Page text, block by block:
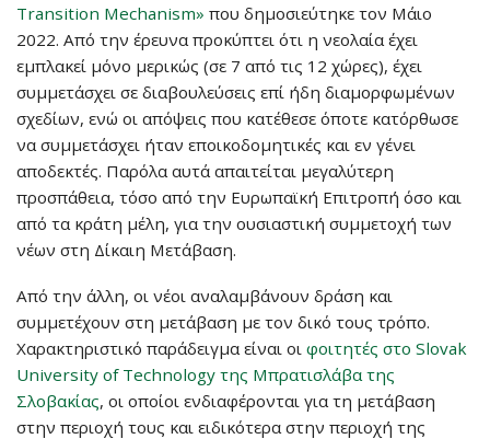
Transition Mechanism» που δημοσιεύτηκε τον Μάιο
2022. Από την έρευνα προκύπτει ότι η νεολαία έχει
εμπλακεί μόνο μερικώς (σε 7 από τις 12 χώρες), έχει
συμμετάσχει σε διαβουλεύσεις επί ήδη διαμορφωμένων
σχεδίων, ενώ οι απόψεις που κατέθεσε όποτε κατόρθωσε
να συμμετάσχει ήταν εποικοδομητικές και εν γένει
αποδεκτές. Παρόλα αυτά απαιτείται μεγαλύτερη
προσπάθεια, τόσο από την Ευρωπαϊκή Επιτροπή όσο και
από τα κράτη μέλη, για την ουσιαστική συμμετοχή των
νέων στη Δίκαιη Μετάβαση.
Από την άλλη, οι νέοι αναλαμβάνουν δράση και
συμμετέχουν στη μετάβαση με τον δικό τους τρόπο.
Χαρακτηριστικό παράδειγμα είναι οι φοιτητές στο Slovak
University of Technology της Μπρατισλάβα της
Σλοβακίας, οι οποίοι ενδιαφέρονται για τη μετάβαση
στην περιοχή τους και ειδικότερα στην περιοχή της